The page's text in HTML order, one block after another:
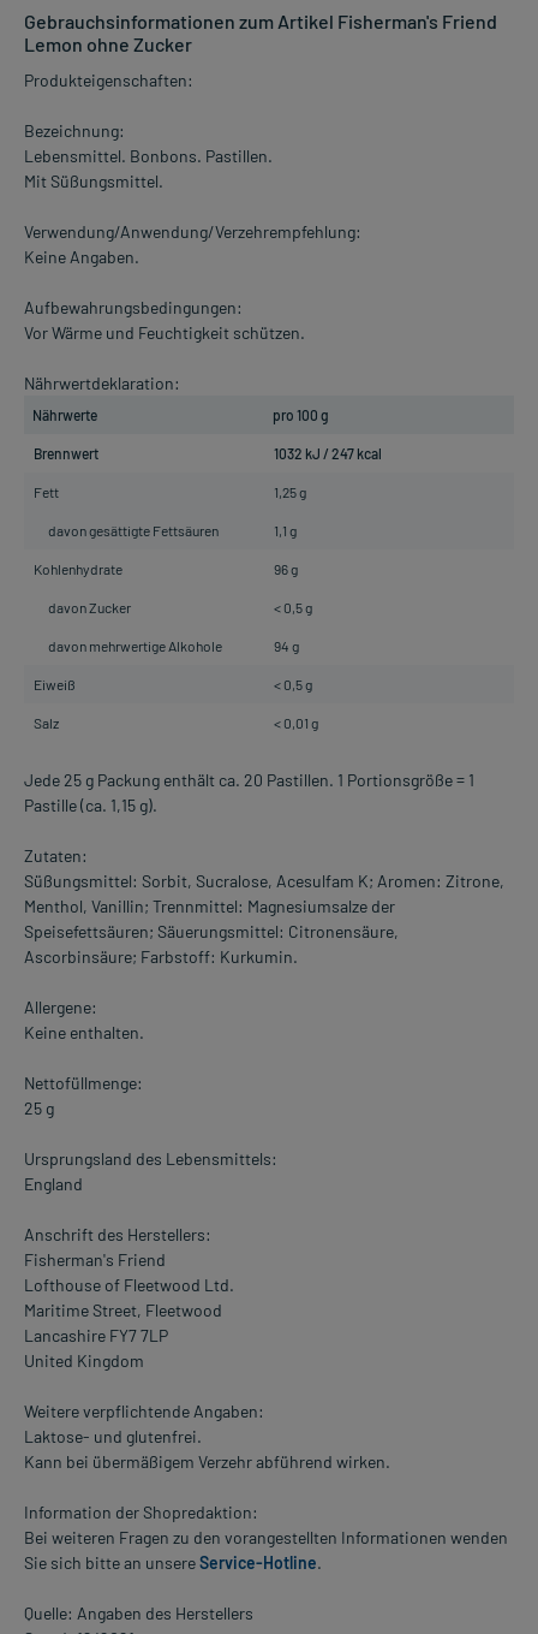
Gebrauchsinformationen zum Artikel Fisherman's Friend
Lemon ohne Zucker
Produkteigenschaften:
Bezeichnung:
Lebensmittel. Bonbons. Pastillen.
Mit Süßungsmittel.
Verwendung/Anwendung/Verzehrempfehlung:
Keine Angaben.
Aufbewahrungsbedingungen:
Vor Wärme und Feuchtigkeit schützen.
Nährwertdeklaration:
Nährwerte pro 100 g
Brennwert 1032 kJ / 247 kcal
Fett 1,25 g
davon gesättigte Fettsäuren 1,1 g
Kohlenhydrate 96 g
davon Zucker < 0,5 g
davon mehrwertige Alkohole 94 g
Eiweiß < 0,5 g
Salz < 0,01 g
Jede 25 g Packung enthält ca. 20 Pastillen. 1 Portionsgröße = 1
Pastille (ca. 1,15 g).
Zutaten:
Süßungsmittel: Sorbit, Sucralose, Acesulfam K; Aromen: Zitrone,
Menthol, Vanillin; Trennmittel: Magnesiumsalze der
Speisefettsäuren; Säuerungsmittel: Citronensäure,
Ascorbinsäure; Farbstoff: Kurkumin.
Allergene:
Keine enthalten.
Nettofüllmenge:
25 g
Ursprungsland des Lebensmittels:
England
Anschrift des Herstellers:
Fisherman's Friend
Lofthouse of Fleetwood Ltd.
Maritime Street, Fleetwood
Lancashire FY7 7LP
United Kingdom
Weitere verpflichtende Angaben:
Laktose- und glutenfrei.
Kann bei übermäßigem Verzehr abführend wirken.
Information der Shopredaktion:
Bei weiteren Fragen zu den vorangestellten Informationen wenden
Sie sich bitte an unsereService-Hotline.
Quelle: Angaben des Herstellers